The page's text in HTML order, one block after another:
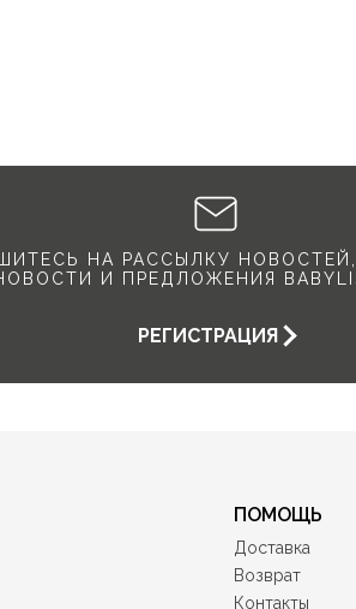
НА РАССЫЛКУ
И ПРЕДЛОЖЕНИЯ
РЕГИСТРАЦИЯ
ПОМОЩЬ
Доставка
Возврат
Контакты